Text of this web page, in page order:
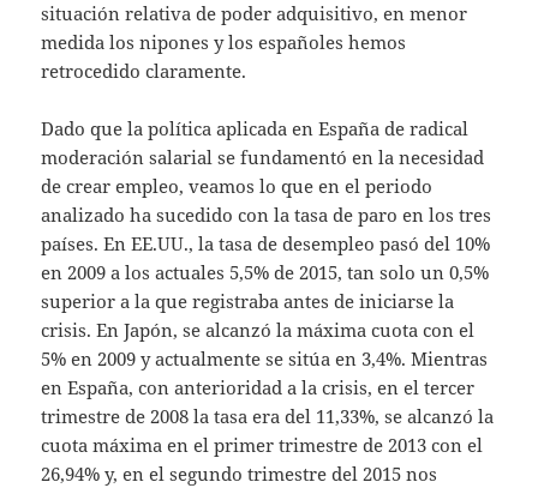
situación relativa de poder adquisitivo, en menor
medida los nipones y los españoles hemos
retrocedido claramente.
Dado que la política aplicada en España de radical
moderación salarial se fundamentó en la necesidad
de crear empleo, veamos lo que en el periodo
analizado ha sucedido con la tasa de paro en los tres
países. En EE.UU., la tasa de desempleo pasó del 10%
en 2009 a los actuales 5,5% de 2015, tan solo un 0,5%
superior a la que registraba antes de iniciarse la
crisis. En Japón, se alcanzó la máxima cuota con el
5% en 2009 y actualmente se sitúa en 3,4%. Mientras
en España, con anterioridad a la crisis, en el tercer
trimestre de 2008 la tasa era del 11,33%, se alcanzó la
cuota máxima en el primer trimestre de 2013 con el
26,94% y, en el segundo trimestre del 2015 nos